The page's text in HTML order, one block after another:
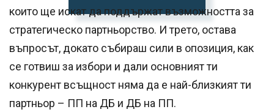
които ще искат да поддържат възможността за
стратегическо партньорство. И трето, остава
въпросът, докато събираш сили в опозиция, как
се готвиш за избори и дали основният ти
конкурент всъщност няма да е най-близкият ти
партньор – ПП на ДБ и ДБ на ПП.